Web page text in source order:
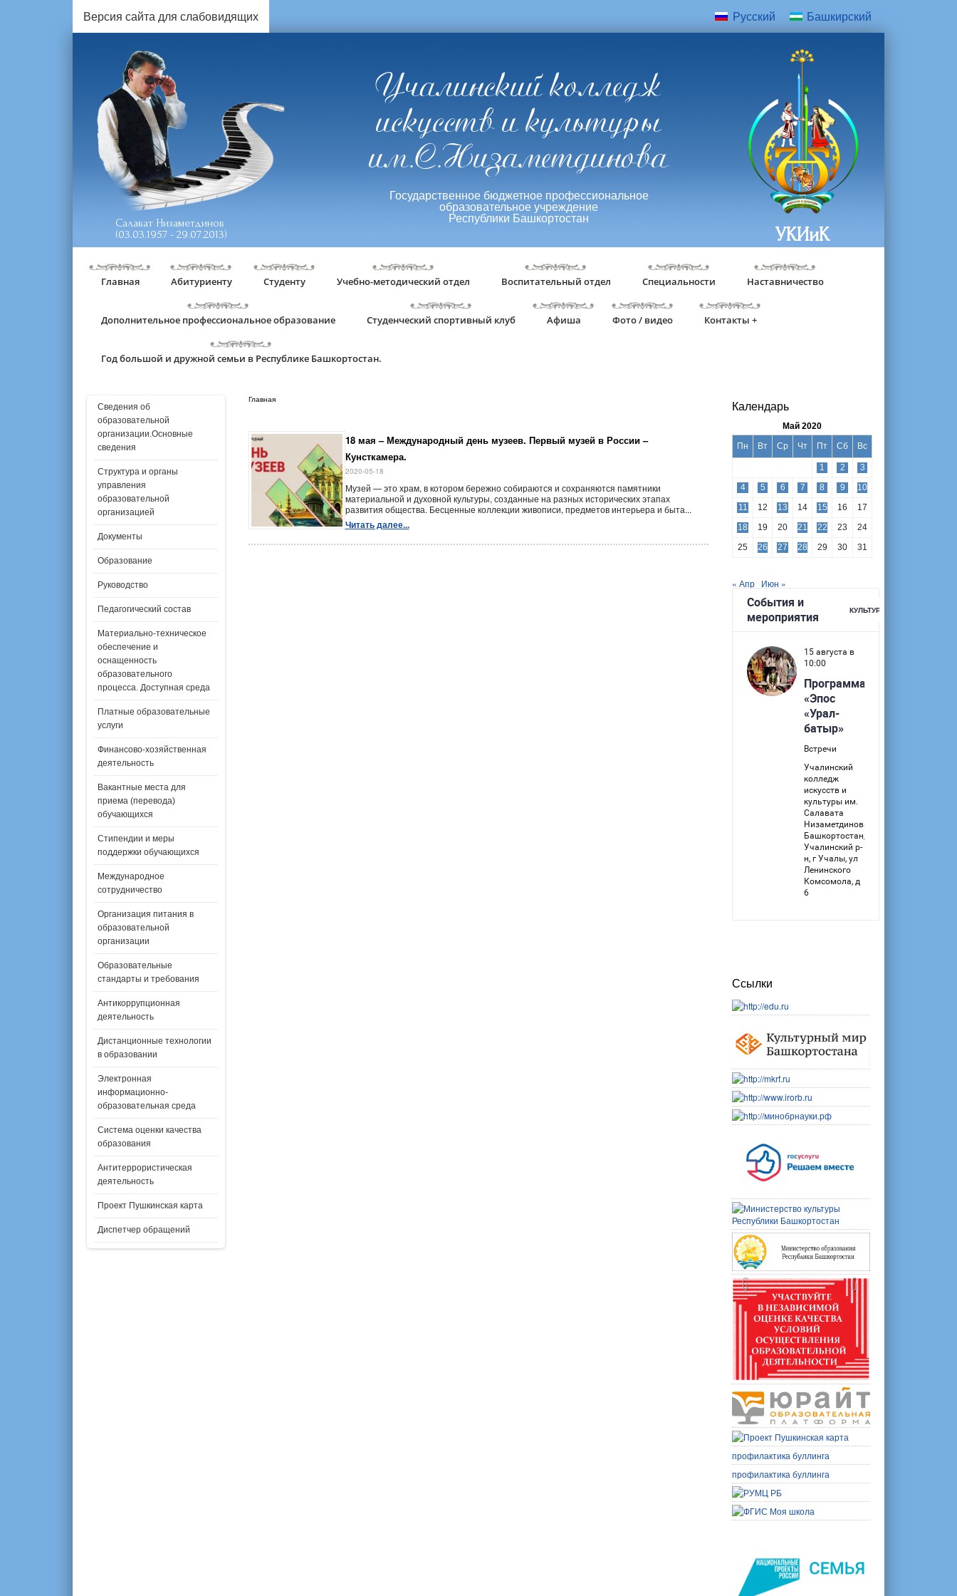
Версия сайта для слабовидящих Русский Башкирский
Салават Низаметдинов
(03.03.1957 - 29.07.2013)
Учалинский колледж
искусств и культуры
им.С.Низаметдинова
Государственное бюджетное профессиональное
образовательное учреждение
Республики Башкортостан
УКИиК
Главная Абитуриенту Студенту Учебно-методический отдел Воспитательный отдел Специальности Наставничество
Дополнительное профессиональное образование Студенческий спортивный клуб Афиша Фото / видео Контакты +
Год большой и дружной семьи в Республике Башкортостан.
Сведения об
образовательной
организации.Основные
сведения
Структура и органы
управления
образовательной
организацией
Документы
Образование
Руководство
Педагогический состав
Материально-техническое
обеспечение и
оснащенность
образовательного
процесса. Доступная среда
Платные образовательные
услуги
Финансово-хозяйственная
деятельность
Вакантные места для
приема (перевода)
обучающихся
Стипендии и меры
поддержки обучающихся
Международное
сотрудничество
Организация питания в
образовательной
организации
Образовательные
стандарты и требования
Антикоррупционная
деятельность
Дистанционные технологии
в образовании
Электронная
информационно-
образовательная среда
Система оценки качества
образования
Антитеррористическая
деятельность
Проект Пушкинская карта
Диспетчер обращений
Главная
18 мая – Международный день музеев. Первый музей в России –
Кунсткамера.
2020-05-18
Музей — это храм, в котором бережно собираются и сохраняются памятники
материальной и духовной культуры, созданные на разных исторических этапах
развития общества. Бесценные коллекции живописи, предметов интерьера и быта...
Читать далее...
Календарь
Май 2020
Пн
Вт Ср Чт Пт Сб Вс
1 2
3
4
5 6 7 8 9
10
11
12 13 14 15 16
17
18
19 20 21 22 23
24
25
26 27 28 29 30 31
« Апр Июн »
Ссылки
профилактика буллинга
профилактика буллинга